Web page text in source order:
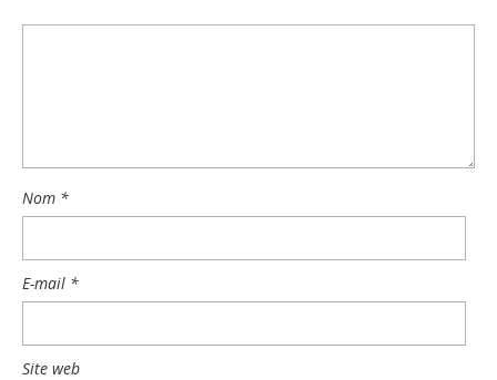
Nom *
E-mail *
Site web